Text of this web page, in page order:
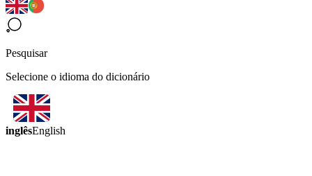
Pesquisar
Selecione o idioma do dicionário
inglêsEnglish